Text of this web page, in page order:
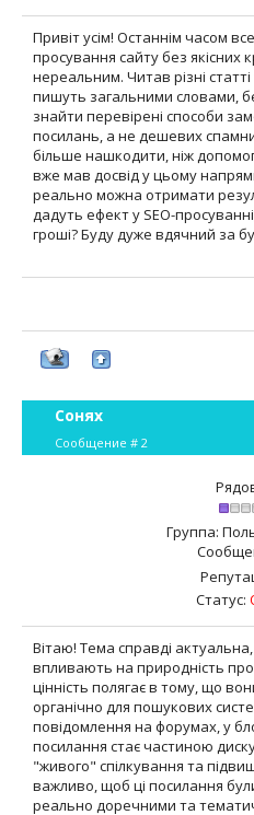
Привіт усім! Останнім часом
просування сайту без якісних
нереальним. Читав різні
пишуть загальними словами,
знайти перевірені способи
посилань, а не дешевих
більше нашкодити, ніж
вже мав досвід у цьому
реально можна отримати
дадуть ефект у SEO-
гроші? Буду дуже вдячний за
Сонях
Сообщение # 2
Группа:
Статус:
Вітаю! Тема справді
впливають на природність
цінність полягає в тому, що
органічно для пошукових
повідомлення на форумах, у
посилання стає частиною
"живого" спілкування та
важливо, щоб ці посилання
реально доречними та